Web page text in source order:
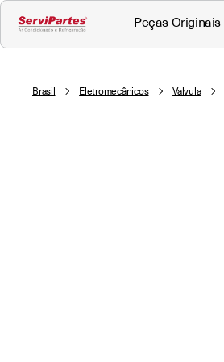
Peças Originais
Brasil Eletromecânicos Valvula